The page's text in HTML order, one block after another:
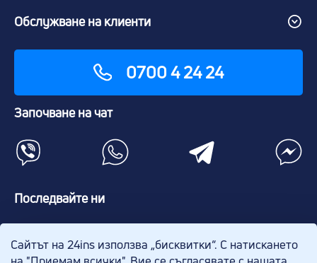
Обслужване на клиенти
0700 4 24 24
Започване на чат
Последвайте ни
Сайтът на 24ins използва „бисквитки“. С натискането